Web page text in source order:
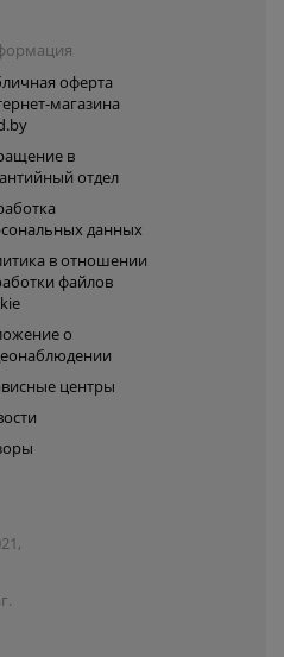
оферта
магазина
в
отдел
данных
в отношении
файлов
о
центры